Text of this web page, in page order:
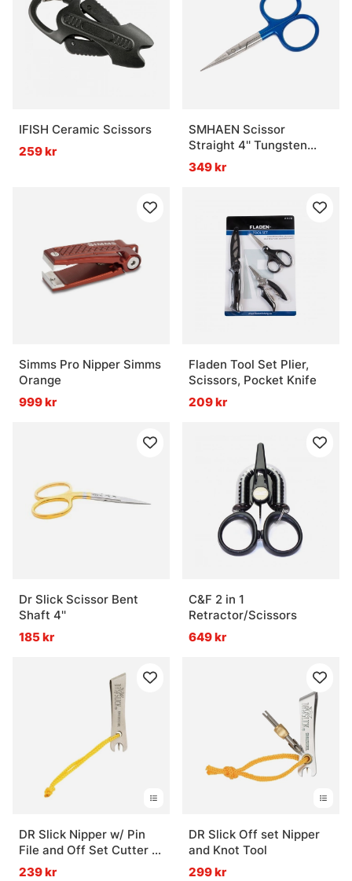
IFISH Ceramic Scissors
259 kr
SMHAEN Scissor
Straight 4'' Tungsten
Carbide Fine Blade Blue
349 kr
Simms Pro Nipper Simms
Orange
999 kr
Fladen Tool Set Plier,
Scissors, Pocket Knife
209 kr
Dr Slick Scissor Bent
Shaft 4''
185 kr
C&F 2 in 1
Retractor/Scissors
649 kr
DR Slick Nipper w/ Pin
File and Off Set Cutter 2''
Stainless Steel
239 kr
DR Slick Off set Nipper
and Knot Tool
299 kr